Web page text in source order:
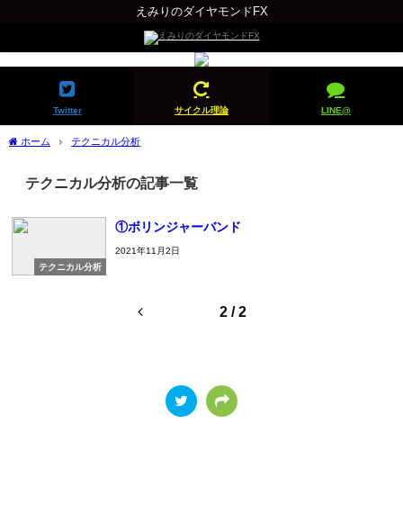
えみりのダイヤモンドFX
Twitter サイクル理論 LINE@
ホーム テクニカル分析
テクニカル分析の記事一覧
テクニカル分析
①ボリンジャーバンド
2021年11月2日
2 / 2